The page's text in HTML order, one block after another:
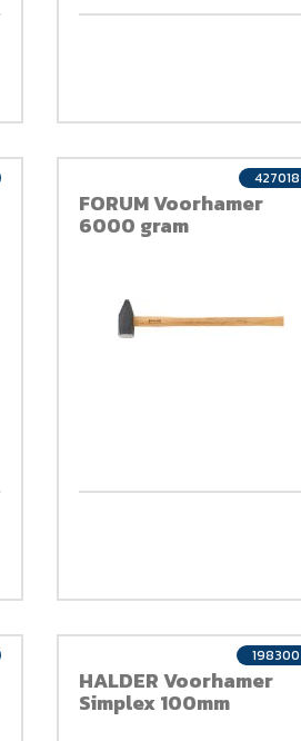
FORUM Voorhamer
6000 gram
HALDER Voorhamer
Simplex 100mm